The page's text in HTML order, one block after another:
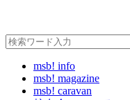
msb! info
msb! magazine
msb! caravan